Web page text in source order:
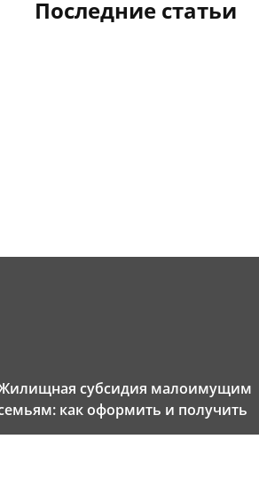
Последние статьи
субсидия малоимущим
как оформить и получить